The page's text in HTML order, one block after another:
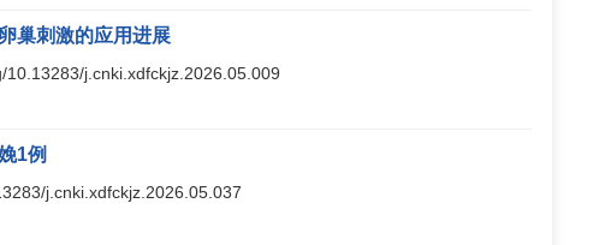
巢刺激的应用进展
10.13283/j.cnki.xdfckjz.2026.05.009
1例
j.cnki.xdfckjz.2026.05.037